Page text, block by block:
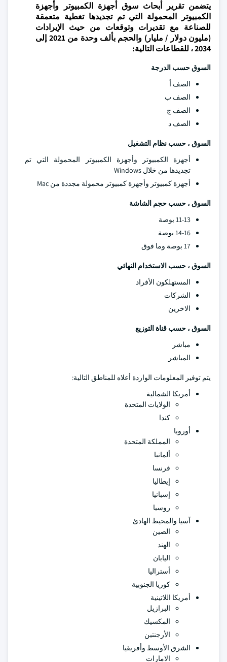
يتضمن تقرير أبحاث سوق أجهزة الكمبيوتر وأجهزة
الكمبيوتر المحمولة التي تم تجديدها تغطية متعمقة
للصناعة مع تقديرات وتوقعات من حيث الإيرادات
(مليون دولار / مليار) والحجم بألف وحدة من 2021 إلى
2034 ، للقطاعات التالية:
السوق حسب الدرجة
الصف أ
الصف ب
الصف ج
الصف د
السوق ، حسب نظام التشغيل
أجهزة الكمبيوتر وأجهزة الكمبيوتر المحمولة التي تم
تجديدها من خلال Windows
أجهزة كمبيوتر وأجهزة كمبيوتر محمولة مجددة من Mac
السوق ، حسب حجم الشاشة
11-13 بوصة
14-16 بوصة
17 بوصة وما فوق
السوق ، حسب الاستخدام النهائي
المستهلكون الأفراد
الشركات
الاخرين
السوق ، حسب قناة التوزيع
مباشر
المباشر
يتم توفير المعلومات الواردة أعلاه للمناطق التالية:
أمريكا الشمالية
الولايات المتحدة
كندا
أوروبا
المملكة المتحدة
ألمانيا
فرنسا
إيطاليا
إسبانيا
روسيا
آسيا والمحيط الهادئ
الصين
الهند
اليابان
أستراليا
كوريا الجنوبية
أمريكا اللاتينية
البرازيل
المكسيك
الأرجنتين
الشرق الأوسط وأفريقيا
الامارات